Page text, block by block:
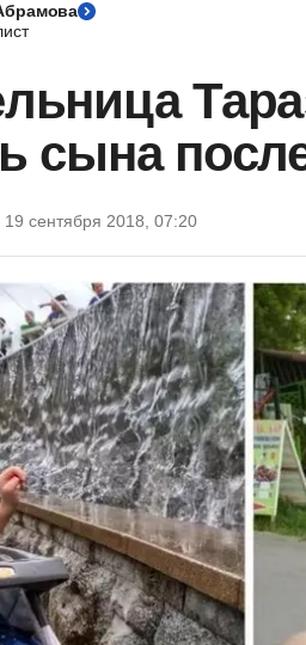
сына
19 сентября 2018, 07:20